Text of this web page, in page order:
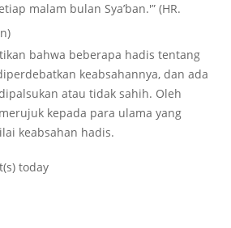
malam bulan Sya’ban.'” (HR.
bahwa beberapa hadis tentang
keabsahannya, dan ada
atau tidak sahih. Oleh
kepada para ulama yang
keabsahan hadis.
today